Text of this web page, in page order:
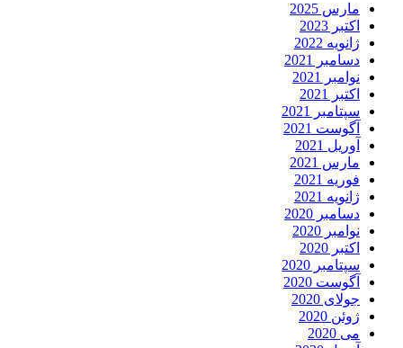
مارس 2025
اکتبر 2023
ژانویه 2022
دسامبر 2021
نوامبر 2021
اکتبر 2021
سپتامبر 2021
آگوست 2021
آوریل 2021
مارس 2021
فوریه 2021
ژانویه 2021
دسامبر 2020
نوامبر 2020
اکتبر 2020
سپتامبر 2020
آگوست 2020
جولای 2020
ژوئن 2020
می 2020